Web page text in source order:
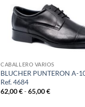
CABALLERO VARIOS
BLUCHER PUNTERON A-
Ref. 4684
62,00€-65,00€Rango